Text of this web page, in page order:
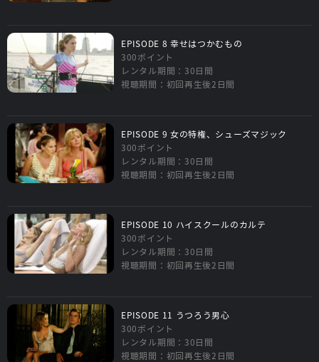
EPISODE 8 幸せはつかむもの
300ポイント
レンタル期間：30日間
視聴期間：初回再生後2日間
EPISODE 9 女の特権、シューズマジック
300ポイント
レンタル期間：30日間
視聴期間：初回再生後2日間
EPISODE 10 ハイスクールのカルテ
300ポイント
レンタル期間：30日間
視聴期間：初回再生後2日間
EPISODE 11 うつろう男心
300ポイント
レンタル期間：30日間
視聴期間：初回再生後2日間